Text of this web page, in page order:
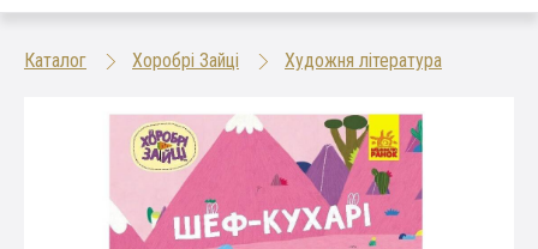
Каталог Хоробрі Зайці Художня література